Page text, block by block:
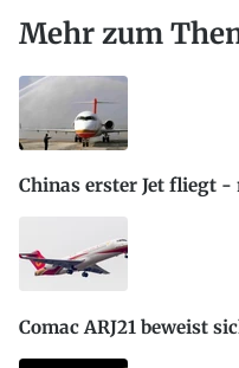
Mehr zum
Chinas erster Jet fliegt -
Comac ARJ21 beweist